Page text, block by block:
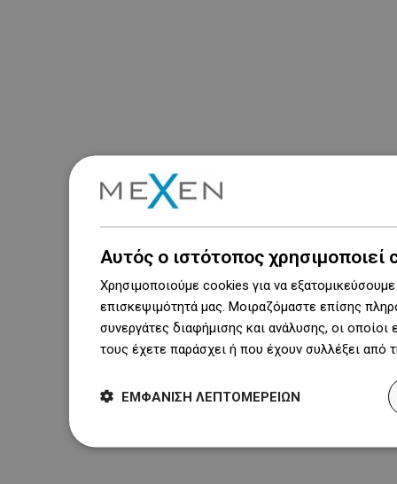
Αυτός ο ιστότοπος χρησιμοποιεί
Χρησιμοποιούμε cookies για να
επισκεψιμότητά μας. Μοιραζόμαστε επίσης
συνεργάτες διαφήμισης και ανάλυσης, οι
τους έχετε παράσχει ή που έχουν συλλέξει
ΕΜΦΆΝΙΣΗ ΛΕΠΤΟΜΕΡΕΙΏΝ